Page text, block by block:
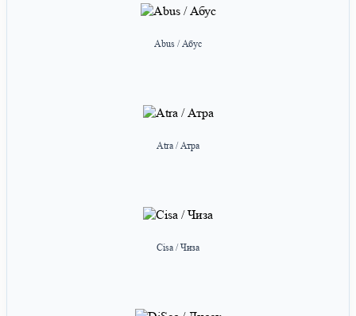
Abus / Абус
Atra / Атра
Cisa / Чиза